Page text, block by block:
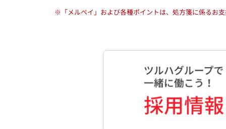
※ 「メルペイ」および各種ポイントは、処方箋に係るお